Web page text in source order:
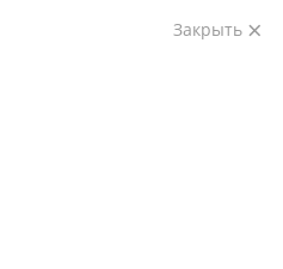
Закрыть